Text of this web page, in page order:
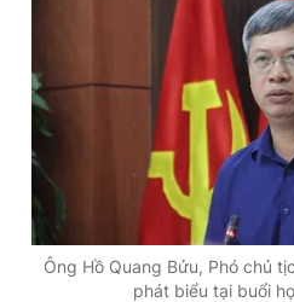
Quảng cáo RSS
Tổng biên tập: Nguyễn Ngọc Toàn
Phó tổng biên tập thường trực:
Phó tổng biên tập: Lâm Hiếu Dũng
Phó tổng biên tập: Trần Việt Hưng
Tổng thư ký tòa soạn: Đức Trung
Giấy phép xuất bản số 110/GP -
© 2003-2026 Bản quyền thuộc về
chép dưới mọi hình thức nếu
bản. Phát triển bởi ePi
Ông Hồ Quang Bửu, Phó chủ
phát biểu tại buổi